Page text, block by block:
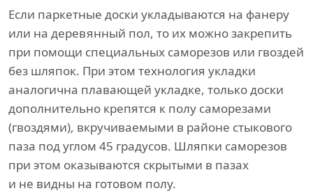
Если паркетные доски укладываются на фанеру
или на деревянный пол, то их можно закрепить
при помощи специальных саморезов или гвоздей
без шляпок. При этом технология укладки
аналогична плавающей укладке, только доски
дополнительно крепятся к полу саморезами
(гвоздями), вкручиваемыми в районе стыкового
паза под углом 45 градусов. Шляпки саморезов
при этом оказываются скрытыми в пазах
и не видны на готовом полу.